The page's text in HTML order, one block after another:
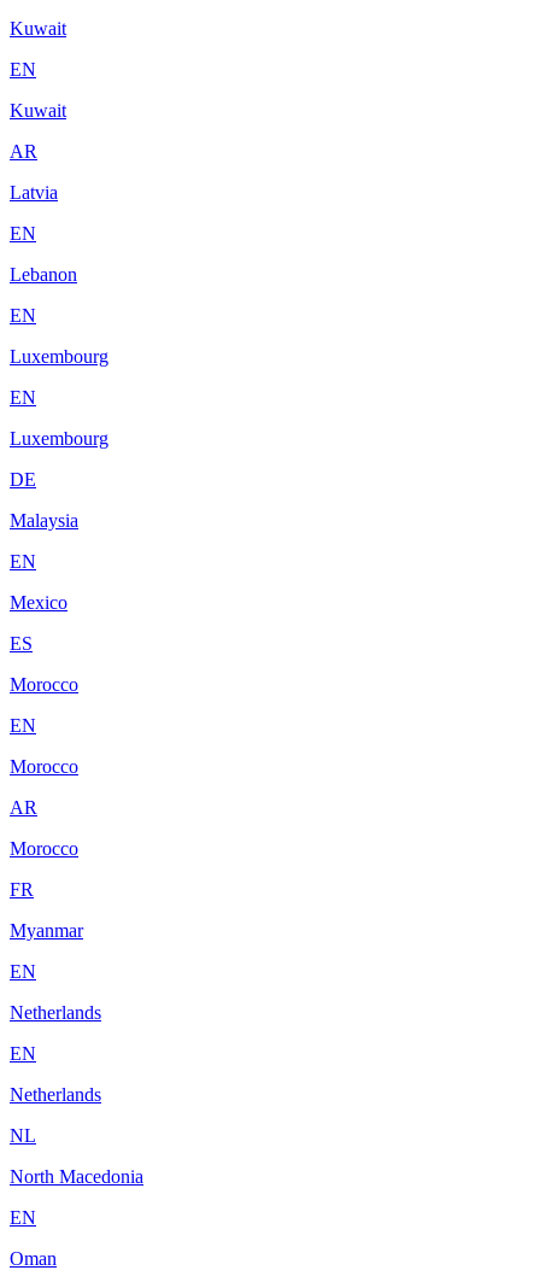
Kuwait
EN
Kuwait
AR
Latvia
EN
Lebanon
EN
Luxembourg
EN
Luxembourg
DE
Malaysia
EN
Mexico
ES
Morocco
EN
Morocco
AR
Morocco
FR
Myanmar
EN
Netherlands
EN
Netherlands
NL
North Macedonia
EN
Oman